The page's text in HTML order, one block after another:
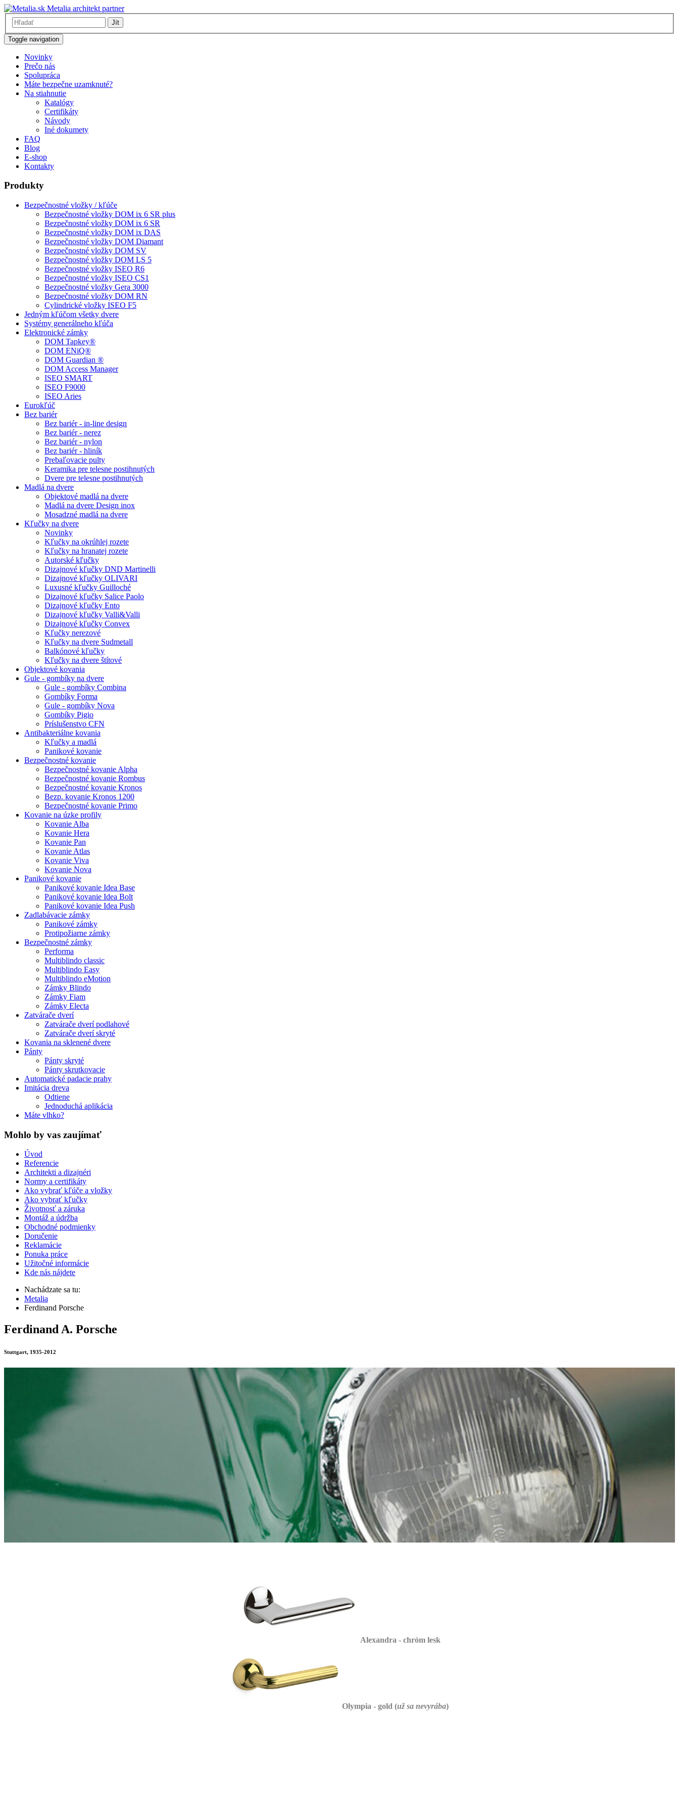
Metalia architekt partner
Jít
Toggle navigation
Novinky
Prečo nás
Spolupráca
Máte bezpečne uzamknuté?
Na stiahnutie
Katalógy
Certifikáty
Návody
Iné dokumety
FAQ
Blog
E-shop
Kontakty
Produkty
Bezpečnostné vložky / kľúče
Bezpečnostné vložky DOM ix 6 SR plus
Bezpečnostné vložky DOM ix 6 SR
Bezpečnostné vložky DOM ix DAS
Bezpečnostné vložky DOM Diamant
Bezpečnostné vložky DOM SV
Bezpečnostné vložky DOM LS 5
Bezpečnostné vložky ISEO R6
Bezpečnostné vložky ISEO CS1
Bezpečnostné vložky Gera 3000
Bezpečnostné vložky DOM RN
Cylindrické vložky ISEO F5
Jedným kľúčom všetky dvere
Systémy generálneho kľúča
Elektronické zámky
DOM Tapkey®
DOM ENiQ®
DOM Guardian ®
DOM Access Manager
ISEO SMART
ISEO F9000
ISEO Aries
Eurokľúč
Bez bariér
Bez bariér - in-line design
Bez bariér - nerez
Bez bariér - nylon
Bez bariér - hliník
Prebaľovacie pulty
Keramika pre telesne postihnutých
Dvere pre telesne postihnutých
Madlá na dvere
Objektové madlá na dvere
Madlá na dvere Design inox
Mosadzné madlá na dvere
Kľučky na dvere
Novinky
Kľučky na okrúhlej rozete
Kľučky na hranatej rozete
Autorské kľučky
Dizajnové kľučky DND Martinelli
Dizajnové kľučky OLIVARI
Luxusné kľučky Guilloché
Dizajnové kľučky Salice Paolo
Dizajnové kľučky Ento
Dizajnové kľučky Valli&Valli
Dizajnové kľučky Convex
Kľučky nerezové
Kľučky na dvere Sudmetall
Balkónové kľučky
Kľučky na dvere štítové
Objektové kovania
Gule - gombíky na dvere
Gule - gombíky Combina
Gombíky Forma
Gule - gombíky Nova
Gombíky Pigio
Príslušenstvo CFN
Antibakteriálne kovania
Kľučky a madlá
Panikové kovanie
Bezpečnostné kovanie
Bezpečnostné kovanie Alpha
Bezpečnostné kovanie Rombus
Bezpečnostné kovanie Kronos
Bezp. kovanie Kronos 1200
Bezpečnostné kovanie Primo
Kovanie na úzke profily
Kovanie Alba
Kovanie Hera
Kovanie Pan
Kovanie Atlas
Kovanie Viva
Kovanie Nova
Panikové kovanie
Panikové kovanie Idea Base
Panikové kovanie Idea Bolt
Panikové kovanie Idea Push
Zadlabávacie zámky
Panikové zámky
Protipožiarne zámky
Bezpečnostné zámky
Performa
Multiblindo classic
Multiblindo Easy
Multiblindo eMotion
Zámky Blindo
Zámky Fiam
Zámky Electa
Zatvárače dverí
Zatvárače dverí podlahové
Zatvárače dverí skryté
Kovania na sklenené dvere
Pánty
Pánty skryté
Pánty skrutkovacie
Automatické padacie prahy
Imitácia dreva
Odtiene
Jednoduchá aplikácia
Máte vlhko?
Mohlo by vas zaujímať
Úvod
Referencie
Architekti a dizajnéri
Normy a certifikáty
Ako vybrať kľúče a vložky
Ako vybrať kľučky
Životnosť a záruka
Montáž a údržba
Obchodné podmienky
Doručenie
Reklamácie
Ponuka práce
Užitočné informácie
Kde nás nájdete
Nachádzate sa tu:
Metalia
Ferdinand Porsche
Ferdinand A. Porsche
Stuttgart, 1935-2012
Alexandra - chróm lesk
Olympia - gold (už sa nevyrába)